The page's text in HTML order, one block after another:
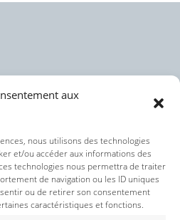
aux
nous utilisons des technologies
et/ou accéder aux informations des
technologies nous permettra de traiter
de navigation ou les ID uniques
ou de retirer son consentement
caractéristiques et fonctions.
(UE)